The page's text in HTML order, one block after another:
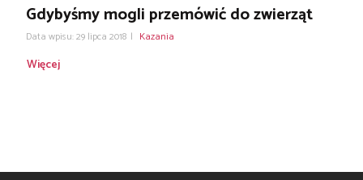
Gdybyśmy mogli przemówić do zwierząt
Data wpisu: 29 lipca 2018 | Kazania
Więcej